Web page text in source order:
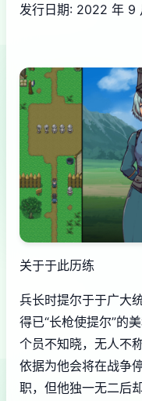
发行日期: 2022 年 9
关于于此历练
兵长时提尔于于广大
得已“长枪使提尔”的
个员不知晓，无人不
依据为他会将在战争
职，但他独一无二后